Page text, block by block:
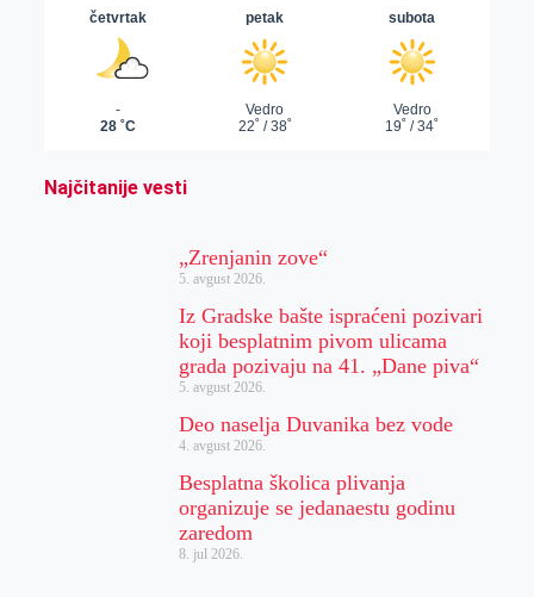
Najčitanije vesti
„Zrenjanin zove“
5. avgust 2026.
Iz Gradske bašte ispraćeni pozivari
koji besplatnim pivom ulicama
grada pozivaju na 41. „Dane piva“
5. avgust 2026.
Deo naselja Duvanika bez vode
4. avgust 2026.
Besplatna školica plivanja
organizuje se jedanaestu godinu
zaredom
8. jul 2026.